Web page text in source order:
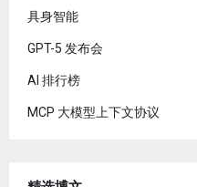
具身智能
GPT-5 发布会
AI 排行榜
MCP 大模型上下文协议